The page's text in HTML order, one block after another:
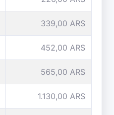
339,00 ARS
452,00 ARS
565,00 ARS
1.130,00 ARS